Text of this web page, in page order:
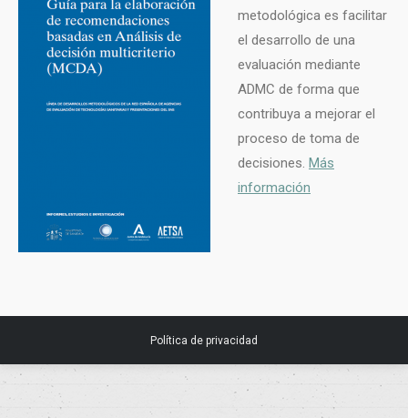
metodológica es facilitar
el desarrollo de una
evaluación mediante
ADMC de forma que
contribuya a mejorar el
proceso de toma de
decisiones. Más
información
Política de privacidad